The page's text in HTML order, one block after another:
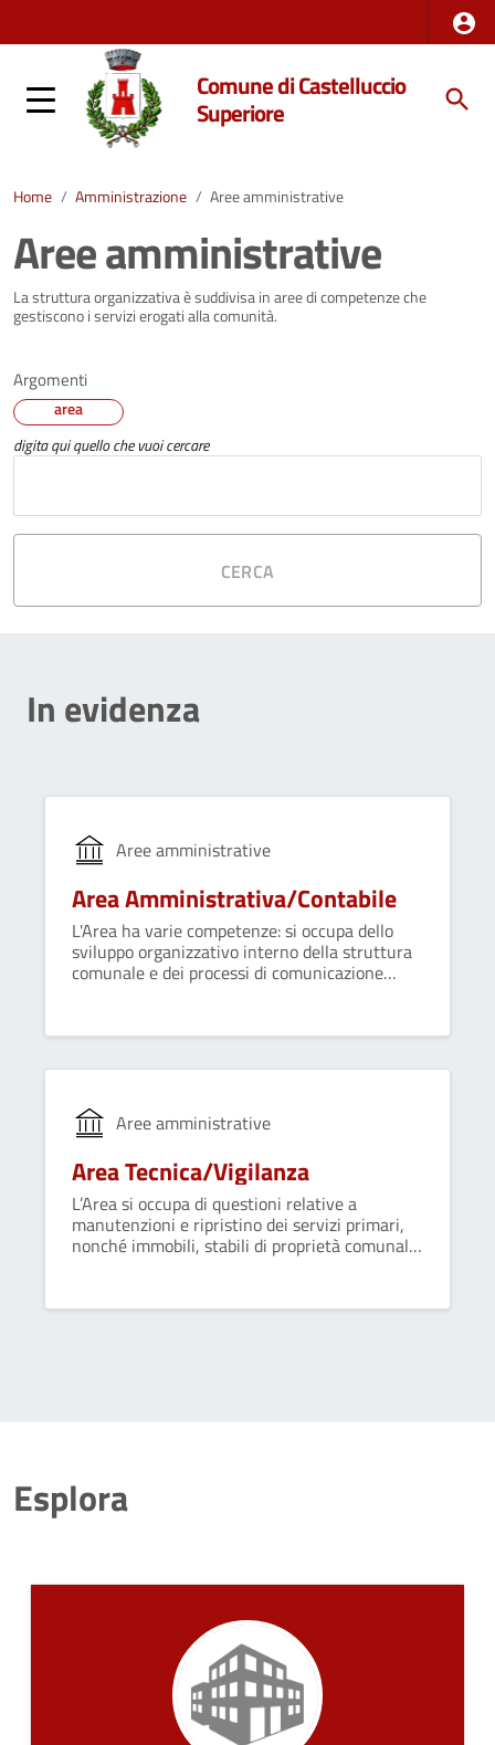
Comune di Castelluccio
Superiore
Home / Amministrazione / Aree amministrative
Aree amministrative
La struttura organizzativa è suddivisa in aree di competenze che
gestiscono i servizi erogati alla comunità.
Argomenti
area
digita qui quello che vuoi cercare
CERCA
In evidenza
Aree amministrative
Area Amministrativa/Contabile
L'Area ha varie competenze: si occupa dello
sviluppo organizzativo interno della struttura
comunale e dei processi di comunicazione
organizzative dell'ente.
Aree amministrative
Area Tecnica/Vigilanza
L’Area si occupa di questioni relative a
manutenzioni e ripristino dei servizi primari,
nonché immobili, stabili di proprietà comunale,
Esplora